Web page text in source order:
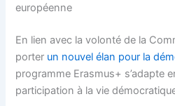
européenne
En lien avec la volonté de la
porter un nouvel élan pour la
programme Erasmus+ s’adapte
participation à la vie